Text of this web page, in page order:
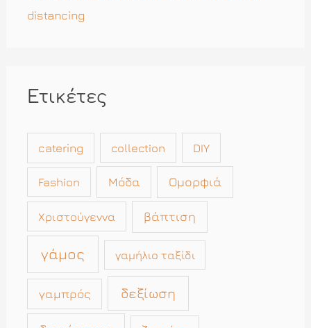
distancing
Ετικέτες
catering collection DIY
Fashion Μόδα Ομορφιά
Χριστούγεννα βάπτιση
γάμος γαμήλιο ταξίδι
γαμπρός δεξίωση